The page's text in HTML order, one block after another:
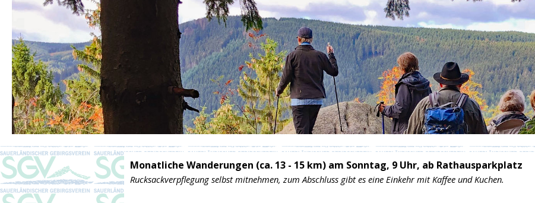
Monatliche Wanderungen (ca. 13 - 15 km) am Sonntag, 9 Uhr, ab Rathausparkplatz
Rucksackverpflegung selbst mitnehmen, zum Abschluss gibt es eine Einkehr mit Kaffee und Kuchen.